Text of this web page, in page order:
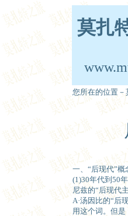
莫扎
您所在的位置
一、“后现代”概
(1)30年代到50
尼兹的“后现代
A·汤因比的“后
用这个词。但